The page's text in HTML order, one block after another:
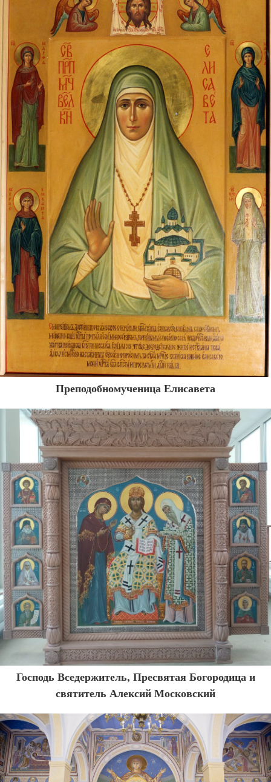
Преподобномученица Елисавета
Господь Вседержитель, Пресвятая Богородица и
святитель Алексий Московский